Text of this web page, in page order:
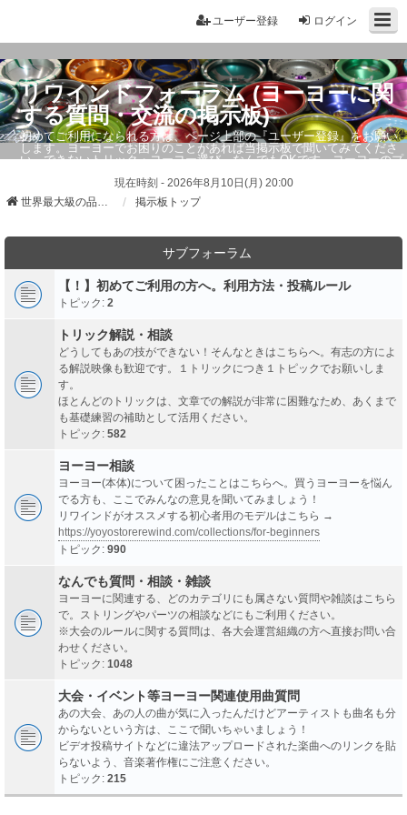
ログイン
ユーザー登録
リワインドフォーラム (ヨーヨーに関
する質問・交流の掲示板)
初めてご利用になられる方は、ページ上部の『ユーザー登録』をお願い
します。ヨーヨーでお困りのことがあれば当掲示板で聞いてみてくださ
い。できないトリック・ヨーヨー選び、なんでもOKです。ヨーヨーのプ
現在時刻 - 2026年8月10日(月) 20:00
世界最大級の品ぞろえ ヨーヨーストア「リワインド」
掲示板トップ
サブフォーラム
【！】初めてご利用の方へ。利用方法・投稿ルール
トピック: 2
トリック解説・相談
どうしてもあの技ができない！そんなときはこちらへ。有志の方によ
る解説映像も歓迎です。１トリックにつき１トピックでお願いしま
す。
ほとんどのトリックは、文章での解説が非常に困難なため、あくまで
も基礎練習の補助として活用ください。
トピック: 582
ヨーヨー相談
ヨーヨー(本体)について困ったことはこちらへ。買うヨーヨーを悩ん
でる方も、ここでみんなの意見を聞いてみましょう！
リワインドがオススメする初心者用のモデルはこちら →
https://yoyostorerewind.com/collections/for-beginners
トピック: 990
なんでも質問・相談・雑談
ヨーヨーに関連する、どのカテゴリにも属さない質問や雑談はこちら
で。ストリングやパーツの相談などにもご利用ください。
※大会のルールに関する質問は、各大会運営組織の方へ直接お問い合
わせください。
トピック: 1048
大会・イベント等ヨーヨー関連使用曲質問
あの大会、あの人の曲が気に入ったんだけどアーティストも曲名も分
からないという方は、ここで聞いちゃいましょう！
ビデオ投稿サイトなどに違法アップロードされた楽曲へのリンクを貼
らないよう、音楽著作権にご注意ください。
トピック: 215